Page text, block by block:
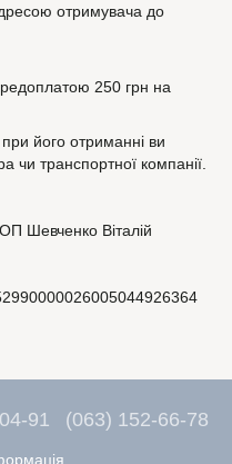
отримувача до
250 грн на
його отриманні ви
чи транспортної компанії.
Шевченко Віталій
91 (063) 152-66-78